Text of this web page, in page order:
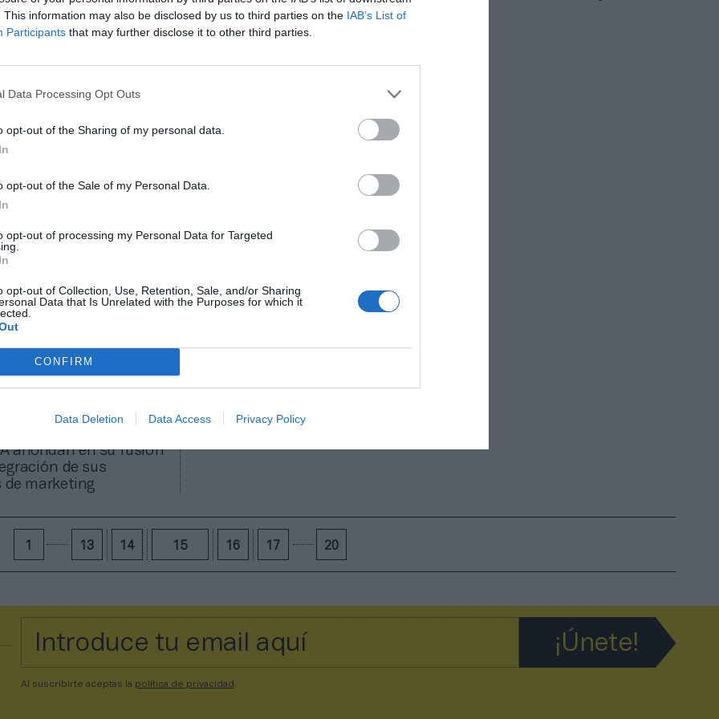
This information may also be disclosed by us to third parties on the IAB’s List of
Participants that may further disclose it to other third parties.
Data Processing Opt Outs
opt-out of the Sharing of my personal data.
opt-out of the Sale of my Personal Data.
opt-out of processing my Personal Data for Targeted
opt-out of Collection, Use, Retention, Sale, and/or Sharing
Data that Is Unrelated with the Purposes for which it
CONFIRM
Data Deletion Data Access Privacy Policy
una temporada más
dejarán un impacto
en cinco años en
ahondan en su fusión
de sus
de marketing
13 14 15 16 17 20
Al suscribirte aceptas la política de privacidad .